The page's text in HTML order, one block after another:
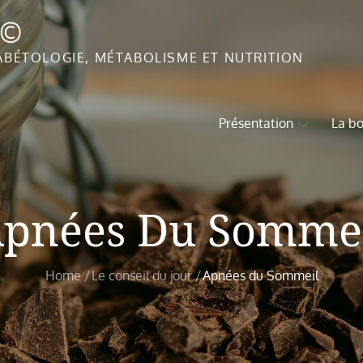
MÉTABOLISME ET NUTRITION
Présentation La
Du
Home Le conseil du jour Apnées du Sommeil